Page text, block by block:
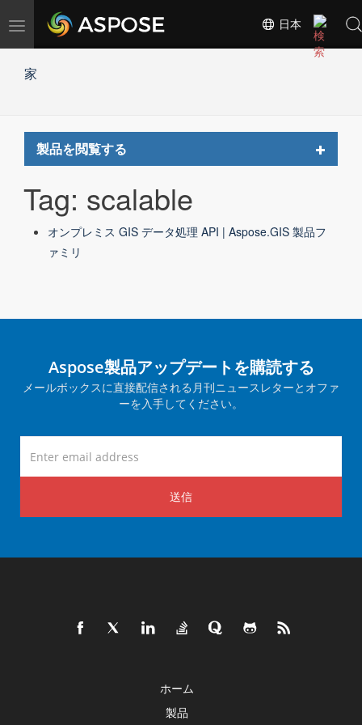
ナ
ー
替
日本
家
製品を閲覧する
Toggle
Tag: scalable
オンプレミス GIS データ処理 API | Aspose.GIS 製品フ
ァミリ
Aspose製品アップデートを購読する
メールボックスに直接配信される月刊ニュースレターとオファ
ーを入手してください。
送信
ホーム
製品